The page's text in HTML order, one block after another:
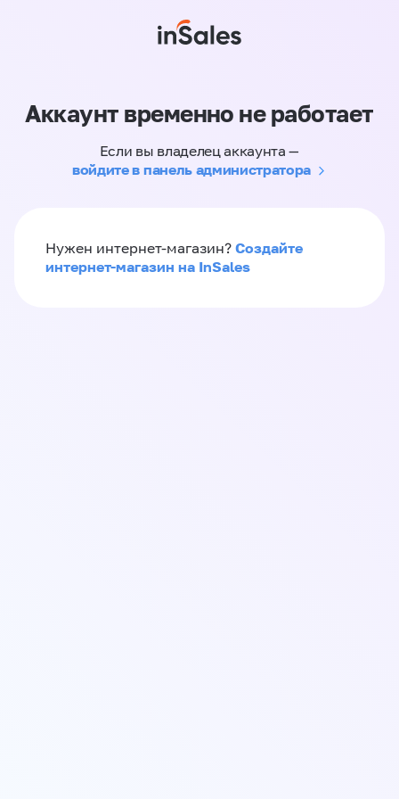
Аккаунт временно не работает
Если вы владелец аккаунта —
войдите в панель администратора
Нужен интернет-магазин? Создайте
интернет-магазин на InSales